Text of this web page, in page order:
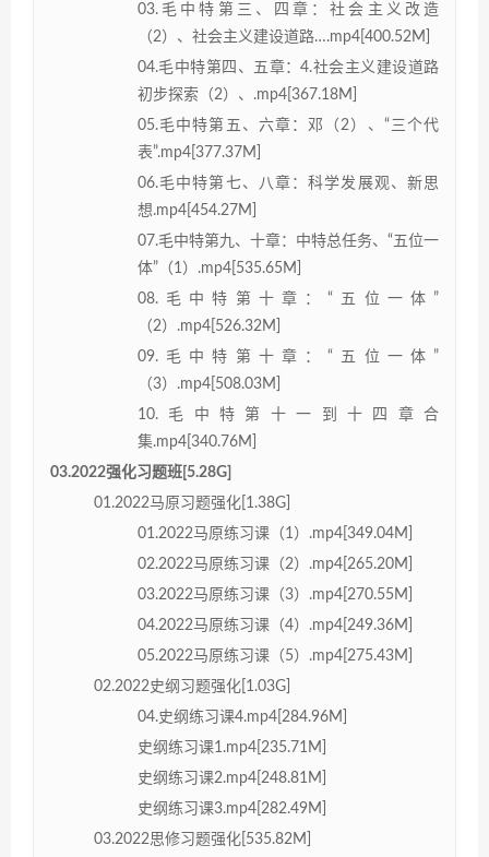
03.毛中特第三、四章：社会主义改造
（2）、社会主义建设道路….mp4[400.52M]
04.毛中特第四、五章：4.社会主义建设道路
初步探索（2）、.mp4[367.18M]
05.毛中特第五、六章：邓（2）、“三个代
表”.mp4[377.37M]
06.毛中特第七、八章：科学发展观、新思
想.mp4[454.27M]
07.毛中特第九、十章：中特总任务、“五位一
体”（1）.mp4[535.65M]
08.毛中特第十章：“五位一体”
（2）.mp4[526.32M]
09.毛中特第十章：“五位一体”
（3）.mp4[508.03M]
10.毛中特第十一到十四章合
集.mp4[340.76M]
03.2022强化习题班[5.28G]
01.2022马原习题强化[1.38G]
01.2022马原练习课（1）.mp4[349.04M]
02.2022马原练习课（2）.mp4[265.20M]
03.2022马原练习课（3）.mp4[270.55M]
04.2022马原练习课（4）.mp4[249.36M]
05.2022马原练习课（5）.mp4[275.43M]
02.2022史纲习题强化[1.03G]
04.史纲练习课4.mp4[284.96M]
史纲练习课1.mp4[235.71M]
史纲练习课2.mp4[248.81M]
史纲练习课3.mp4[282.49M]
03.2022思修习题强化[535.82M]